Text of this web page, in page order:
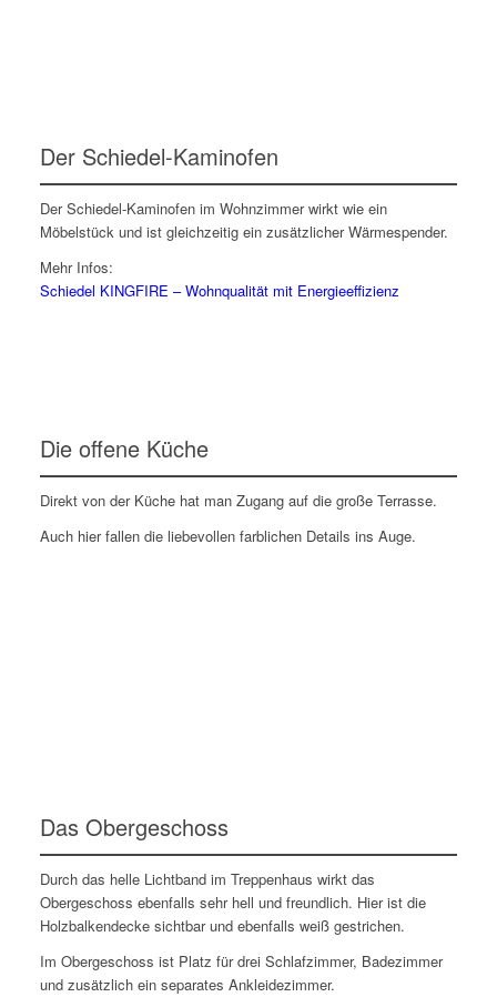
Der Schiedel-Kaminofen
Der Schiedel-Kaminofen im Wohnzimmer wirkt wie ein
Möbelstück und ist gleichzeitig ein zusätzlicher Wärmespender.
Mehr Infos:
Schiedel KINGFIRE – Wohnqualität mit Energieeffizienz
Die offene Küche
Direkt von der Küche hat man Zugang auf die große Terrasse.
Auch hier fallen die liebevollen farblichen Details ins Auge.
Das Obergeschoss
Durch das helle Lichtband im Treppenhaus wirkt das
Obergeschoss ebenfalls sehr hell und freundlich. Hier ist die
Holzbalkendecke sichtbar und ebenfalls weiß gestrichen.
Im Obergeschoss ist Platz für drei Schlafzimmer, Badezimmer
und zusätzlich ein separates Ankleidezimmer.